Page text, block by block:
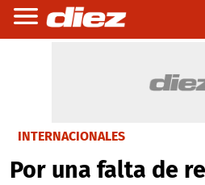
INTERNACIONALES
Por una falta de